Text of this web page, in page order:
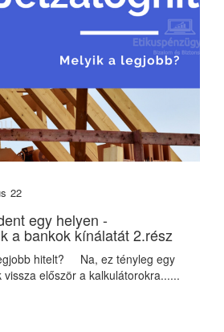
22
egy helyen -
a bankok kínálatát 2.rész
hitelt? Na, ez tényleg egy
először a kalkulátorokra......